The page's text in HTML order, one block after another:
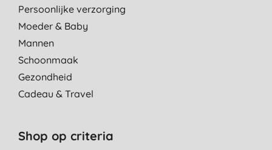
Persoonlijke verzorging
Moeder & Baby
Mannen
Schoonmaak
Gezondheid
Cadeau & Travel
Shop op criteria